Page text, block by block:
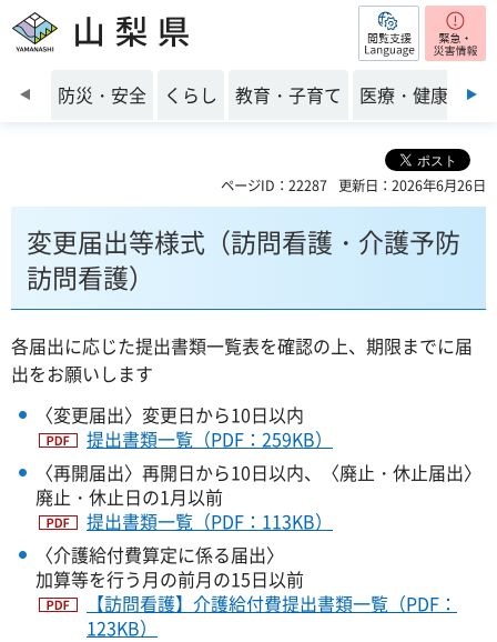
山梨県 閲覧支援
前のスライドを表示
防災・安全 くらし 教育・子育て 医療・健康・福
ページID：22287 更新日：2026年6月26日
変更届出等様式（訪問看護・介護予防
訪問看護）
各届出に応じた提出書類一覧表を確認の上、期限までに届
出をお願いします
〈変更届出〉変更日から10日以内
提出書類一覧（PDF：259KB）
〈再開届出〉再開日から10日以内、〈廃止・休止届出〉
廃止・休止日の1月以前
提出書類一覧（PDF：113KB）
〈介護給付費算定に係る届出〉
加算等を行う月の前月の15日以前
【訪問看護】介護給付費提出書類一覧（PDF：
123KB）